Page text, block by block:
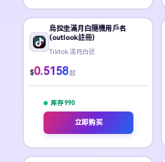
烏拉圭滿月白隨機用戶名
(outlook註冊)
Tiktok 滿月白號
$0.5158 起
库存 990
立即购买